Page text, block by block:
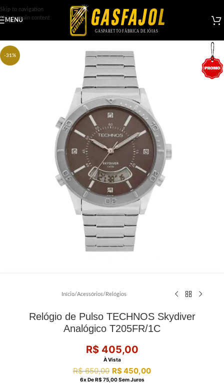
Skip to navigation
Skip to main content
MENU
-31%
Início/Acessórios/ Relógios
Relógio de Pulso TECHNOS Skydiver
Analógico T205FR/1C
R$405,00
À Vista
R$650,00 R$450,00
6X DeR$ 75,00Sem Juros